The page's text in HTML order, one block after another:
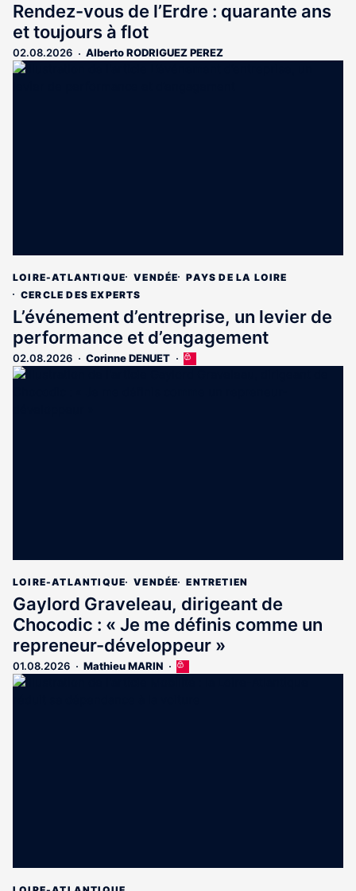
Rendez-vous de l’Erdre : quarante ans
et toujours à flot
02.08.2026 Alberto RODRIGUEZ PEREZ
LOIRE-ATLANTIQUE VENDÉE
PAYS DE LA LOIRE
CERCLE DES EXPERTS
L’événement d’entreprise, un levier de
performance et d’engagement
02.08.2026 Corinne DENUET
Cet
LOIRE-ATLANTIQUE VENDÉE ENTRETIEN
Gaylord Graveleau, dirigeant de
Chocodic : « Je me définis comme un
repreneur-développeur »
01.08.2026 Mathieu MARIN
Cet